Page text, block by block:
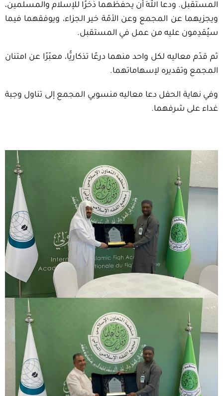
المستقبل. ودعا اللهَ أن يحفظهما ذُخرًا للإسلام والمسلمين،
ويجزيهما عن المجمع وعن الأمّة خير الجزاء، ويوفقهما فيما
سيُقدِمون عليه من عمل في المستقبل.
ثم قدّم معاليه لكل واحد منهما درعًا تذكاريًّا، معبّرًا عن امتنان
المجمع وتقديره لإسهاماتهما.
وفي نهاية الحفل دعا معاليه منسوبي المجمع إلى تناول وجبة
غداء على شرفهما.